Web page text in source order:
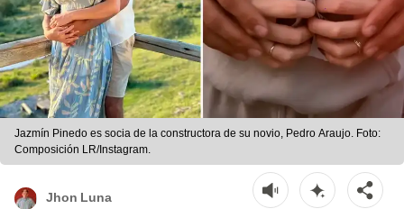
Jazmín Pinedo es socia de la constructora de su novio, Pedro Araujo. Foto:
Composición LR/Instagram.
Jhon Luna